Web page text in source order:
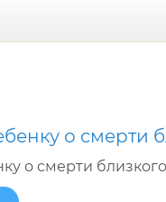
о смерти
о смерти